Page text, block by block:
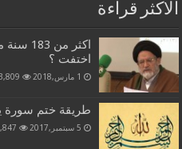
الاكثر قراءة
اكثر
اختفت ؟
1 مارس,2018
طريقة ختم سورة
5 سبتمبر,2017